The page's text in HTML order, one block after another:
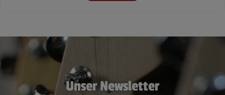
Unser Newsletter